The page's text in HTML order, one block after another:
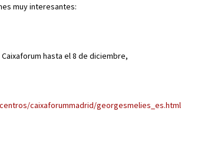
muy interesantes:
hasta el 8 de diciembre,
caixaforummadrid/georgesmelies_es.html